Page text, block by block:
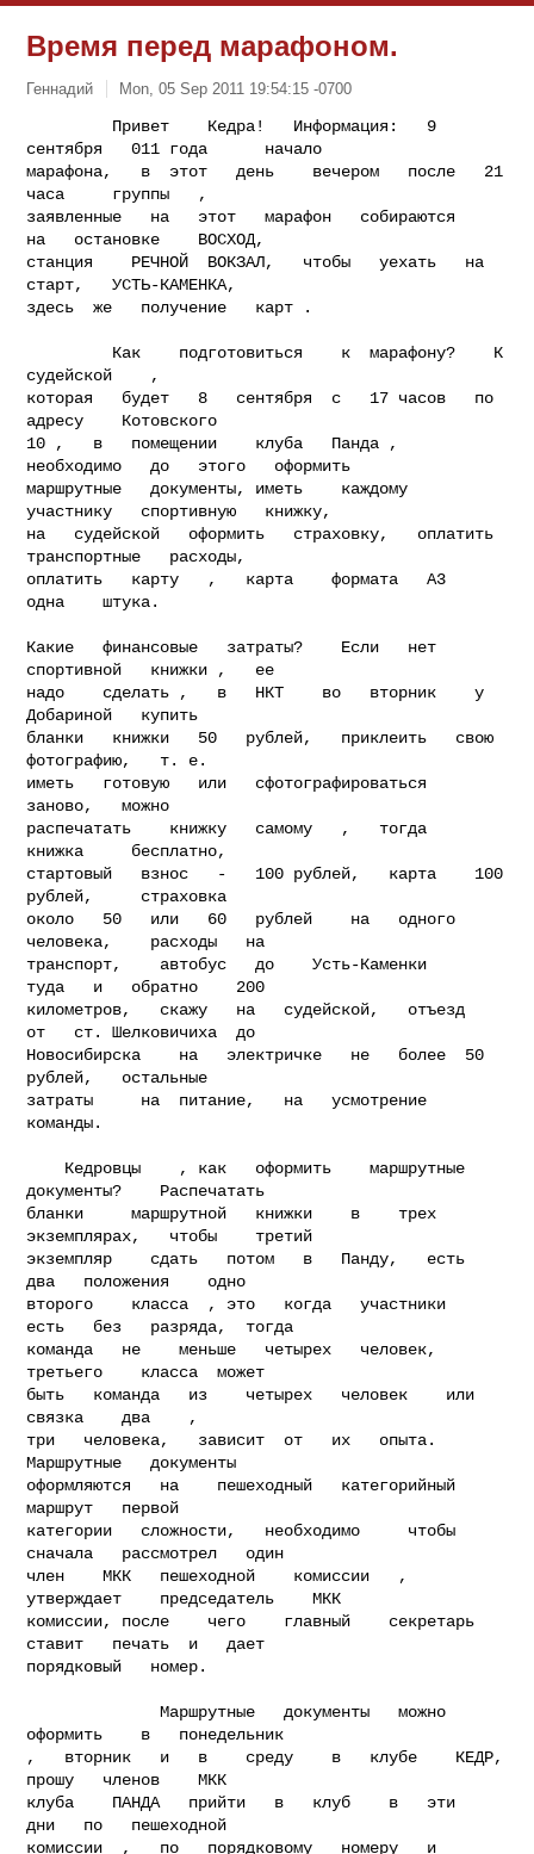
Время перед марафоном.
Геннадий Mon, 05 Sep 2011 19:54:15 -0700
сентября   011 года      начало
марафона,   в  этот   день    вечером   после   21
часа     группы   ,
заявленные   на   этот   марафон   собираются
на   остановке    ВОСХОД,
станция    РЕЧНОЙ  ВОКЗАЛ,   чтобы   уехать   на
старт,   УСТЬ-КАМЕНКА,
здесь  же   получение   карт .
судейской    ,
которая   будет   8   сентября  с   17 часов   по
адресу    Котовского
10 ,   в   помещении    клуба   Панда ,
необходимо   до   этого   оформить
маршрутные   документы, иметь    каждому
участнику   спортивную   книжку,
на   судейской   оформить   страховку,   оплатить
транспортные   расходы,
оплатить   карту   ,   карта    формата   А3
одна    штука.
Какие   финансовые   затраты?    Если   нет
спортивной   книжки ,   ее
надо    сделать ,   в   НКТ    во   вторник    у
Добариной   купить
бланки   книжки   50   рублей,   приклеить   свою
фотографию,   т. е.
иметь   готовую   или   сфотографироваться
заново,   можно
распечатать    книжку   самому   ,   тогда
книжка     бесплатно,
стартовый   взнос   -   100 рублей,   карта    100
рублей,     страховка
около   50   или   60   рублей    на   одного
человека,    расходы   на
транспорт,    автобус   до    Усть-Каменки
туда   и   обратно    200
километров,   скажу   на   судейской,   отъезд
от   ст. Шелковичиха  до
Новосибирска    на   электричке   не   более  50
рублей,   остальные
затраты     на  питание,   на   усмотрение
команды.
документы?    Распечатать
бланки     маршрутной   книжки    в    трех
экземплярах,   чтобы    третий
экземпляр    сдать   потом   в   Панду,   есть
два   положения    одно
второго    класса  , это   когда   участники
есть   без   разряда,  тогда
команда   не    меньше   четырех   человек,
третьего    класса  может
быть   команда   из    четырех   человек    или
связка    два    ,
три   человека,   зависит  от   их   опыта.
Маршрутные   документы
оформляются   на    пешеходный   категорийный
маршрут   первой
категории   сложности,   необходимо     чтобы
сначала   рассмотрел   один
член    МКК   пешеходной    комиссии   ,
утверждает    председатель    МКК
комиссии, после    чего    главный    секретарь
ставит   печать  и   дает
порядковый   номер.
              Маршрутные   документы   можно
оформить    в   понедельник
,   вторник   и   в    среду    в   клубе    КЕДР,
прошу   членов    МКК
клуба    ПАНДА   прийти   в   клуб    в   эти
дни   по   пешеходной
комиссии  ,   по   порядковому   номеру   и